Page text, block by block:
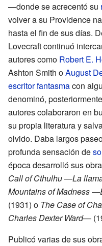
—donde se acrecentó su
volver a su Providence
hasta el fin de sus días.
Lovecraft continuó
autores como Robert E.
Ashton Smith oAugust
escritor fantasmacon
denominó,
autores colaboraron en
su propia literatura y
olvido. Daba largos
profunda sensación de
época desarrolló sus
Call of Cthulhu—La
Mountains of Madness—
(1931) o The Case of
Charles Dexter Ward—
Publicó varias de sus